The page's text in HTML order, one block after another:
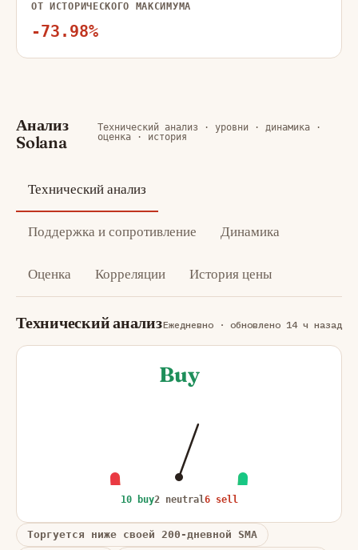
ОТ ИСТОРИЧЕСКОГО МАКСИМУМА
-73.98%
Анализ
Solana
Технический анализ · уровни · динамика ·
оценка · история
Технический анализ
Поддержка и сопротивление Динамика
Оценка Корреляции История цены
Технический анализЕжедневно · обновлено 14 ч назад
Buy
10 buy2 neutral6 sell
Торгуется ниже своей 200-дневной SMA